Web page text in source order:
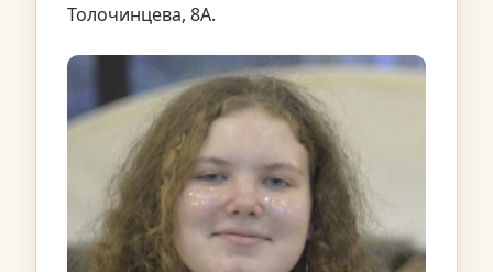
Толочинцева, 8А.